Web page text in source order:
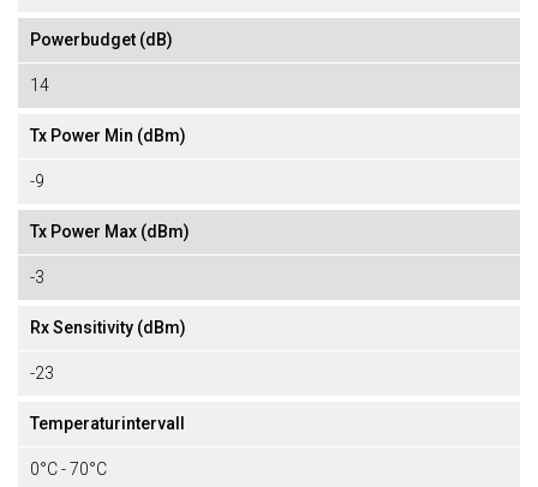
Powerbudget (dB)
14
Tx Power Min (dBm)
-9
Tx Power Max (dBm)
-3
Rx Sensitivity (dBm)
-23
Temperaturintervall
0°C - 70°C